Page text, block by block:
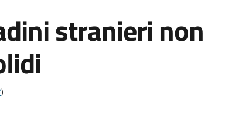
stranieri non
)